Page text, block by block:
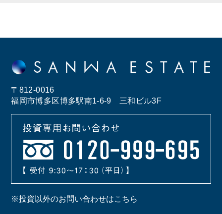
〒812-0016
福岡市博多区博多駅南1-6-9 三和ビル3F
※投資以外のお問い合わせはこちら